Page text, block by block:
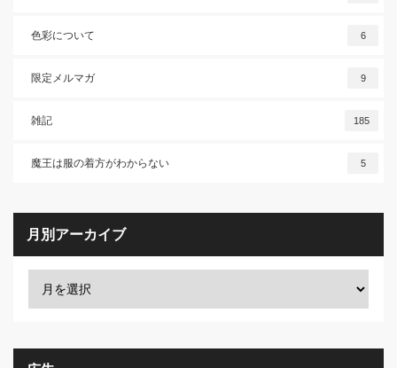
色彩について 6
限定メルマガ 9
雑記 185
魔王は服の着方がわからない 5
月別アーカイブ